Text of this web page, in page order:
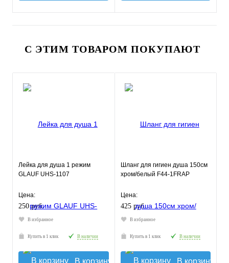
С ЭТИМ ТОВАРОМ ПОКУПАЮТ
Лейка для душа 1 режим
GLAUF UHS-1107
Цена:
250 руб.
В избранное
Купить в 1 клик В наличии
В корзину
Шланг для гигиен душа 150см
хром/белый F44-1FRAP
Цена:
425 руб.
В избранное
Купить в 1 клик В наличии
В корзину